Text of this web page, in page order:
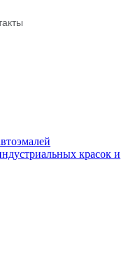
красок и